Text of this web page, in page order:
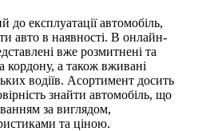
експлуатації автомобіль,
авто в наявності. В онлайн-
вже розмитнені та
кордону, а також вживані
водіїв. Асортимент досить
знайти автомобіль, що
за виглядом,
та ціною.